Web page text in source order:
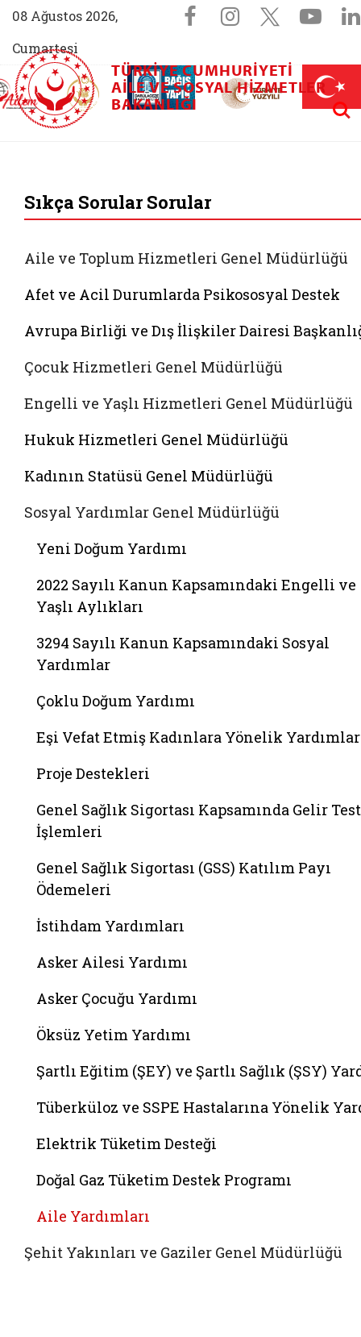
08 Ağustos 2026,
Cumartesi
Sosyal
Facebook
Instagram
X
Aile (yeni sekmede açılır)
AİLEM İletişim Merkezi (yeni sekmede açılır)
Aile ve Nüfus On Yılı (yeni sekmede açılır)
Darülaceze bağış sayfası (yeni
TÜRKIYE CUMHURIYETI
AILE VE SOSYAL HIZMETLER
BAKANLIĞI
Sıkça Sorular Sorular
Aile ve Toplum Hizmetleri Genel Müdürlüğü
Afet ve Acil Durumlarda Psikososyal Destek
Avrupa Birliği ve Dış İlişkiler Dairesi
Çocuk Hizmetleri Genel Müdürlüğü
Engelli ve Yaşlı Hizmetleri Genel Müdürlüğü
Hukuk Hizmetleri Genel Müdürlüğü
Kadının Statüsü Genel Müdürlüğü
Sosyal Yardımlar Genel Müdürlüğü
Yeni Doğum Yardımı
2022 Sayılı Kanun Kapsamındaki Engelli ve
Yaşlı Aylıkları
3294 Sayılı Kanun Kapsamındaki Sosyal
Yardımlar
Çoklu Doğum Yardımı
Eşi Vefat Etmiş Kadınlara Yönelik Yardımlar
Proje Destekleri
Genel Sağlık Sigortası Kapsamında Gelir
İşlemleri
Genel Sağlık Sigortası (GSS) Katılım Payı
Ödemeleri
İstihdam Yardımları
Asker Ailesi Yardımı
Asker Çocuğu Yardımı
Öksüz Yetim Yardımı
Şartlı Eğitim (ŞEY) ve Şartlı Sağlık (ŞSY)
Tüberküloz ve SSPE Hastalarına Yönelik
Elektrik Tüketim Desteği
Doğal Gaz Tüketim Destek Programı
Aile Yardımları
Şehit Yakınları ve Gaziler Genel Müdürlüğü